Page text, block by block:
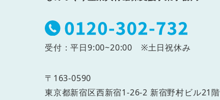
受付：平日9:00~20:00 ※土日祝休み
〒163-0590
東京都新宿区西新宿1-26-2 新宿野村ビル21階